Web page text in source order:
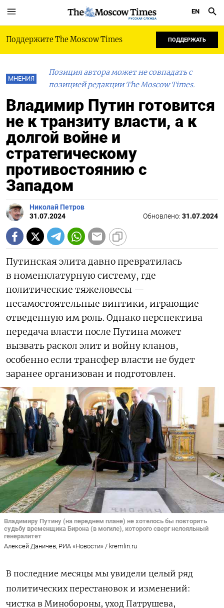
РУССКАЯ СЛУЖБА
EN
Поддержите The Moscow Times ПОДДЕРЖАТЬ
МНЕНИЯ
Позиция автора может не совпадать с
позицией редакции The Moscow Times.
Владимир Путин готовится
не к транзиту власти, а к
долгой войне и
стратегическому
противостоянию с
Западом
Николай Петров
31.07.2024
Обновлено: 31.07.2024
Путинская элита давно превратилась
в номенклатурную систему, где
политические тяжеловесы —
несамостоятельные винтики, играющие
отведенную им роль. Однако перспектива
передача власти после Путина может
вызвать раскол элит и войну кланов,
особенно если трансфер власти не будет
заранее организован и подготовлен.
Владимиру Путину (на переднем плане) не хотелось бы повторить
судьбу временщика Бирона (в могиле), которого сверг нелояльный
генералитет
Алексей Даничев, РИА «Новости» / kremlin.ru
В последние месяцы мы увидели целый ряд
политических перестановок и изменений:
чистка в Минобороны, уход Патрушева,